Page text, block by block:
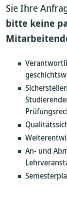
Sie Ihre
bitte keine
An- und